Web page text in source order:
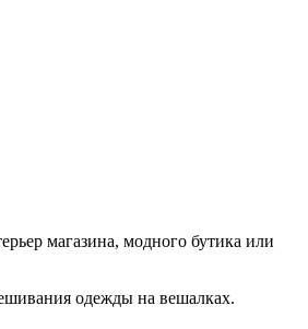
магазина, модного бутика или
одежды на вешалках.